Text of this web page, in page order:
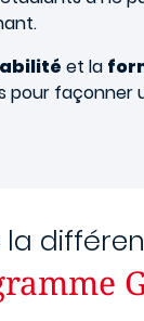
et la
pour façonner